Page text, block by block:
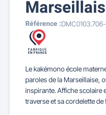
Référence :
Le kakémono école
paroles de la Marseillaise,
inspirante. Affiche scolaire
traverse et sa cordelette de